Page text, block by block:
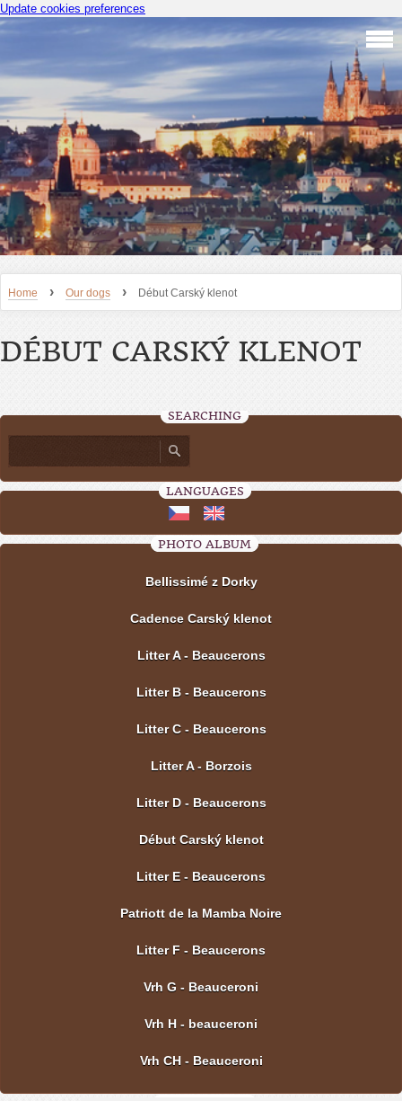
Update cookies preferences
Home › Our dogs › Début Carský klenot
DÉBUT CARSKÝ KLENOT
SEARCHING
LANGUAGES
PHOTO ALBUM
Bellissimé z Dorky
Cadence Carský klenot
Litter A - Beaucerons
Litter B - Beaucerons
Litter C - Beaucerons
Litter A - Borzois
Litter D - Beaucerons
Début Carský klenot
Litter E - Beaucerons
Patriott de la Mamba Noire
Litter F - Beaucerons
Vrh G - Beauceroni
Vrh H - beauceroni
Vrh CH - Beauceroni